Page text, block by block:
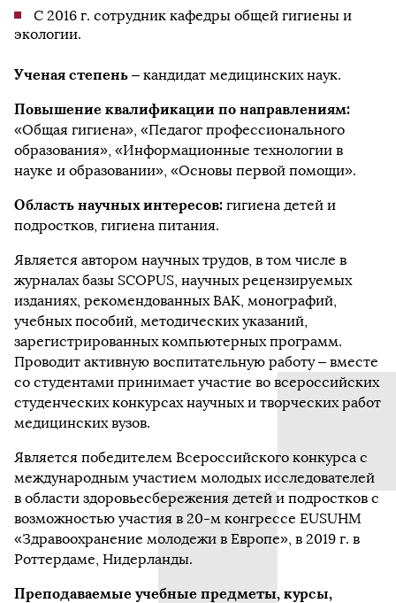
C 2016 г. сотрудник кафедры общей гигиены и
экологии.
Ученая степень – кандидат медицинских наук.
Повышение квалификации по направлениям:
«Общая гигиена», «Педагог профессионального
образования», «Информационные технологии в
науке и образовании», «Основы первой помощи».
Область научных интересов: гигиена детей и
подростков, гигиена питания.
Является автором научных трудов, в том числе в
журналах базы SCOPUS, научных рецензируемых
изданиях, рекомендованных ВАК, монографий,
учебных пособий, методических указаний,
зарегистрированных компьютерных программ.
Проводит активную воспитательную работу – вместе
со студентами принимает участие во всероссийских
студенческих конкурсах научных и творческих работ
медицинских вузов.
Является победителем Всероссийского конкурса с
международным участием молодых исследователей
в области здоровьесбережения детей и подростков с
возможностью участия в 20-м конгрессе EUSUHM
«Здравоохранение молодежи в Европе», в 2019 г. в
Роттердаме, Нидерланды.
Преподаваемые учебные предметы, курсы,